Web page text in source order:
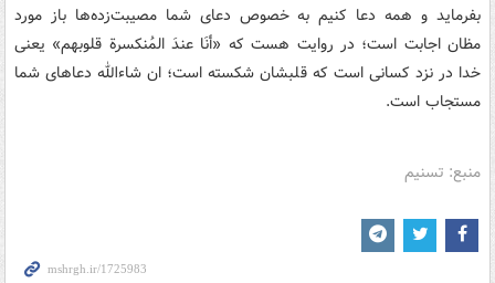
بفرماید و همه دعا کنیم به خصوص دعای شما مصیبت‌زده‌ها باز مورد
مظان اجابت است؛ در روایت هست که «أنَا عندَ المُنکسرة قلوبهم» یعنی
خدا در نزد کسانی است که قلبشان شکسته است؛ ان شاءالله دعاهای شما
مستجاب است.
منبع: تسنیم